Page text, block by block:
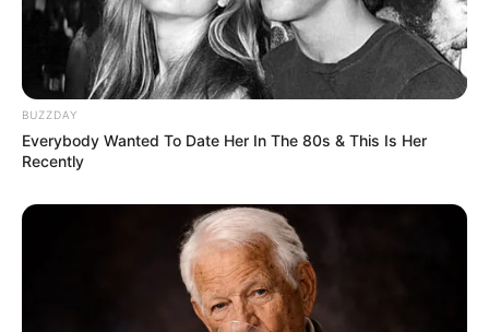
BUZZDAY
Everybody Wanted To Date Her In The 80s & This Is Her
Recently